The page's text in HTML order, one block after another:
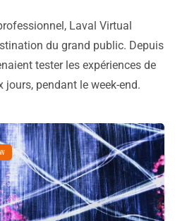
Laval Virtual
du grand public. Depuis
tester les expériences de
pendant le week-end.